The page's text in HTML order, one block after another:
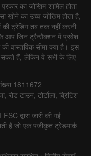
का जोखिम शामिल होता
खोने का उच्च जोखिम होता है,
ट्रेडिंग तब तक नहीं करनी
आप जिन ट्रैन्सैक्शन में प्रवेश
वास्तविक सीमा क्या है। इस
हैं, लेकिन वे सभी के लिए
1811672
रोड टाउन, टोर्टोला, ब्रिटिश
द्वारा जारी की गई
हैं जो एक पंजीकृत ट्रेडमार्क